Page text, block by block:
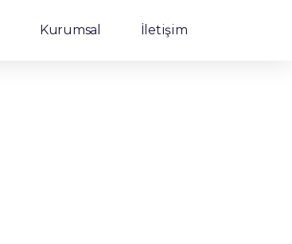
Kurumsal İletişim